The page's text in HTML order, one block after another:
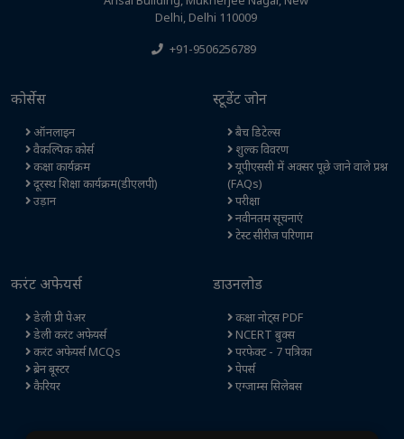
Delhi, Delhi 110009
+91-9506256789
कोर्सेस
ऑनलाइन
वैकल्पिक कोर्स
कक्षा कार्यक्रम
दूरस्थ शिक्षा कार्यक्रम(डीएलपी)
उड़ान
स्टूडेंट जोन
बैच डिटेल्स
शुल्क विवरण
यूपीएससी में अक्सर पूछे जाने वाले प्रश्न
(FAQs)
परीक्षा
नवीनतम सूचनाएं
टेस्ट सीरीज परिणाम
करंट अफेयर्स
डेली प्री पेअर
डेली करंट अफेयर्स
करंट अफेयर्स MCQs
ब्रेन बूस्टर
कैरियर
डाउनलोड
कक्षा नोट्स PDF
NCERT बुक्स
परफेक्ट - 7 पत्रिका
पेपर्स
एग्जाम्स सिलेबस